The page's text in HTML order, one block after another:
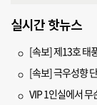
실시간 핫뉴스
[속보] 제13호 태
[속보] 극우성향
VIP 1인실에서